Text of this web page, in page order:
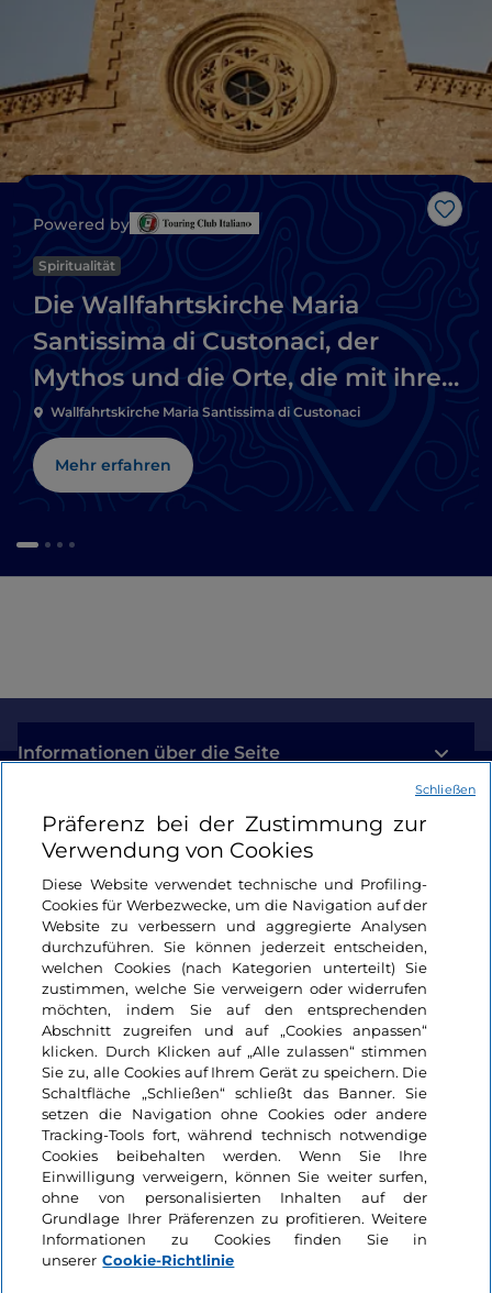
Like
Powered by
Spiritualität
Die Wallfahrtskirche Maria
Santissima di Custonaci, der
Mythos und die Orte, die mit ihrer
Feier verbunden sind
Wallfahrtskirche Maria Santissima di Custonaci
Mehr erfahren
Informationen über die Seite
Nützliche Links
Login
Bleiben wir in Kontakt
Präferenz bei der Zustimmung zur
Verwendung von Cookies
Diese Website verwendet technische und Profiling-
Cookies für Werbezwecke, um die Navigation auf der
Website zu verbessern und aggregierte Analysen
durchzuführen. Sie können jederzeit entscheiden,
welchen Cookies (nach Kategorien unterteilt) Sie
zustimmen, welche Sie verweigern oder widerrufen
möchten, indem Sie auf den entsprechenden
Abschnitt zugreifen und auf „Cookies anpassen“
klicken. Durch Klicken auf „Alle zulassen“ stimmen
Sie zu, alle Cookies auf Ihrem Gerät zu speichern. Die
Schaltfläche „Schließen“ schließt das Banner. Sie
setzen die Navigation ohne Cookies oder andere
Tracking-Tools fort, während technisch notwendige
Cookies beibehalten werden. Wenn Sie Ihre
Einwilligung verweigern, können Sie weiter surfen,
ohne von personalisierten Inhalten auf der
Grundlage Ihrer Präferenzen zu profitieren. Weitere
Informationen zu Cookies finden Sie in
unserer Cookie-Richtlinie
Schließen